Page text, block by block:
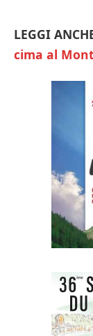
LEGGI
cima al